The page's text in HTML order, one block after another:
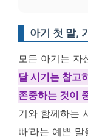
아기 첫 말,
모든 아기는 자
달 시기는 참고
존중하는 것이
기와 함께하는
빠’라는 예쁜